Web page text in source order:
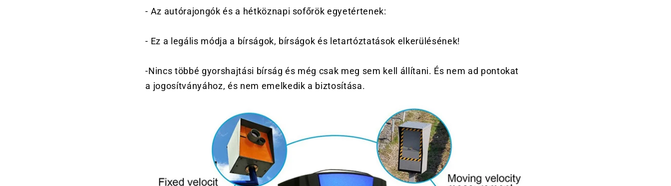
- Az autórajongók és a hétköznapi sofőrök egyetértenek:
- Ez a legális módja a bírságok, bírságok és letartóztatások elkerülésének!
-Nincs többé gyorshajtási bírság és még csak meg sem kell állítani. És nem ad pontokat
a jogosítványához, és nem emelkedik a biztosítása.